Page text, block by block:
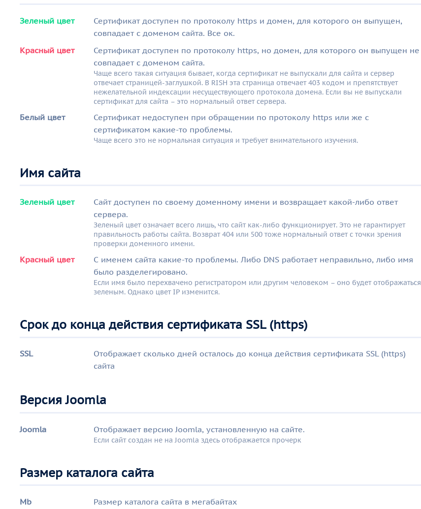
Зеленый цвет
Сертификат доступен по протоколу https и домен, для которого он выпущен,
совпадает с доменом сайта. Все ок.
Красный цвет
Сертификат доступен по протоколу https, но домен, для которого он выпущен не
совпадает с доменом сайта.
Чаще всего такая ситуация бывает, когда сертификат не выпускали для сайта и сервер
отвечает страницей-заглушкой. В RISH эта страница отвечает 403 кодом и препятствует
нежелательной индексации несуществующего протокола домена. Если вы не выпускали
сертификат для сайта – это нормальный ответ сервера.
Белый цвет
Сертификат недоступен при обращении по протоколу https или же с
сертификатом какие-то проблемы.
Чаще всего это не нормальная ситуация и требует внимательного изучения.
Имя сайта
Зеленый цвет
Сайт доступен по своему доменному имени и возвращает какой-либо ответ
сервера.
Зеленый цвет означает всего лишь, что сайт как-либо функционирует. Это не гарантирует
правильность работы сайта. Возврат 404 или 500 тоже нормальный ответ с точки зрения
проверки доменного имени.
Красный цвет
С именем сайта какие-то проблемы. Либо DNS работает неправильно, либо имя
было разделегировано.
Если имя было перехвачено регистратором или другим человеком – оно будет отображаться
зеленым. Однако цвет IP изменится.
Срок до конца действия сертификата SSL (https)
SSL
Отображает сколько дней осталось до конца действия сертификата SSL (https)
сайта
Версия Joomla
Joomla Отображает версию Joomla, установленную на сайте.
Если сайт создан не на Joomla здесь отображается прочерк
Размер каталога сайта
Mb Размер каталога сайта в мегабайтах